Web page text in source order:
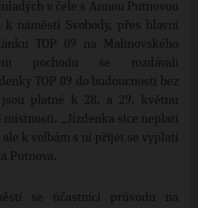
v čele s Annou Putnovou
náměstí Svobody, přes hlavní
TOP 09 na Malinovského
pochodu se rozdávali
TOP 09 do budoucnosti bez
platné k 28. a 29. květnu
místnosti. „Jízdenka sice neplatí
k volbám s ní přijet se vyplatí
Putnová.
se účastníci průvodu na